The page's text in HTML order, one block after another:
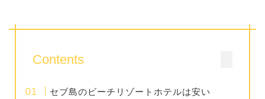
Contents
セブ島のビーチリゾートホテルは安い